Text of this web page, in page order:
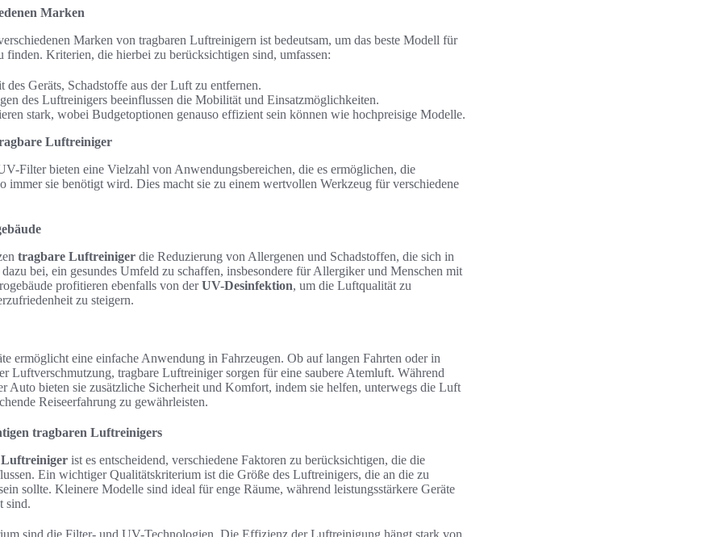
Marken
Marken von tragbaren Luftreinigern ist bedeutsam, um das beste Modell für
finden. Kriterien, die hierbei zu berücksichtigen sind, umfassen:
des Geräts, Schadstoffe aus der Luft zu entfernen.
des Luftreinigers beeinflussen die Mobilität und Einsatzmöglichkeiten.
stark, wobei Budgetoptionen genauso effizient sein können wie hochpreisige Modelle.
Luftreiniger
Filter bieten eine Vielzahl von Anwendungsbereichen, die es ermöglichen, die
immer sie benötigt wird. Dies macht sie zu einem wertvollen Werkzeug für verschiedene
tragbare Luftreiniger die Reduzierung von Allergenen und Schadstoffen, die sich in
bei, ein gesundes Umfeld zu schaffen, insbesondere für Allergiker und Menschen mit
profitieren ebenfalls von derUV-Desinfektion, um die Luftqualität zu
zu steigern.
ermöglicht eine einfache Anwendung in Fahrzeugen. Ob auf langen Fahrten oder in
Luftverschmutzung, tragbare Luftreiniger sorgen für eine saubere Atemluft. Während
Auto bieten sie zusätzliche Sicherheit und Komfort, indem sie helfen, unterwegs die Luft
Reiseerfahrung zu gewährleisten.
tragbaren Luftreinigers
ist es entscheidend, verschiedene Faktoren zu berücksichtigen, die die
Ein wichtiger Qualitätskriterium ist die Größe des Luftreinigers, die an die zu
sollte. Kleinere Modelle sind ideal für enge Räume, während leistungsstärkere Geräte
sind.
sind die Filter- und UV-Technologien. Die Effizienz der Luftreinigung hängt stark von